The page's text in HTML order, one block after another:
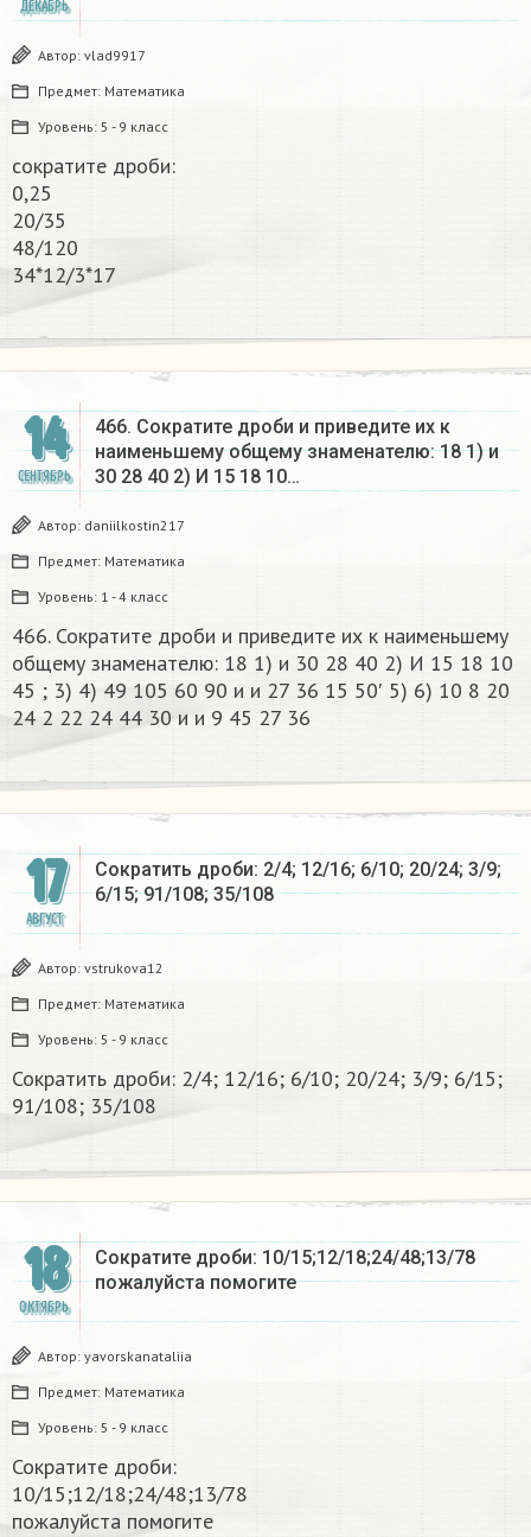
ДЕКАБРЬ
Автор: vlad9917
Предмет: Математика
Уровень: 5 - 9 класс
сократите дроби:
0,25
20/35
48/120
34*12/3*17​
14
СЕНТЯБРЬ
466. Сократите дроби и приведите их к
наименьшему общему знаменателю: 18 1) и
30 28 40 2) И 15 18 10…
Автор: daniilkostin217
Предмет: Математика
Уровень: 1 - 4 класс
466. Сократите дроби и приведите их к наименьшему
общему знаменателю: 18 1) и 30 28 40 2) И 15 18 10
45 ; 3) 4) 49 105 60 90 и и 27 36 15 50′ 5) 6) 10 8 20
24 2 22 24 44 30 и и 9 45 27 36​
17
АВГУСТ
Сократить дроби: 2/4; 12/16; 6/10; 20/24; 3/9;
6/15; 91/108; 35/108​
Автор: vstrukova12
Предмет: Математика
Уровень: 5 - 9 класс
Сократить дроби: 2/4; 12/16; 6/10; 20/24; 3/9; 6/15;
91/108; 35/108​
18
ОКТЯБРЬ
Сократите дроби: 10/15;12/18;24/48;13/78
пожалуйста помогите​
Автор: yavorskanataliia
Предмет: Математика
Уровень: 5 - 9 класс
Сократите дроби:
10/15;12/18;24/48;13/78
пожалуйста помогите​